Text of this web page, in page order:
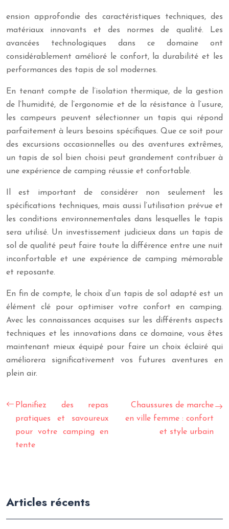
ension approfondie des caractéristiques techniques, des
matériaux innovants et des normes de qualité. Les
avancées technologiques dans ce domaine ont
considérablement amélioré le confort, la durabilité et les
performances des tapis de sol modernes.
En tenant compte de l’isolation thermique, de la gestion
de l’humidité, de l’ergonomie et de la résistance à l’usure,
les campeurs peuvent sélectionner un tapis qui répond
parfaitement à leurs besoins spécifiques. Que ce soit pour
des excursions occasionnelles ou des aventures extrêmes,
un tapis de sol bien choisi peut grandement contribuer à
une expérience de camping réussie et confortable.
Il est important de considérer non seulement les
spécifications techniques, mais aussi l’utilisation prévue et
les conditions environnementales dans lesquelles le tapis
sera utilisé. Un investissement judicieux dans un tapis de
sol de qualité peut faire toute la différence entre une nuit
inconfortable et une expérience de camping mémorable
et reposante.
En fin de compte, le choix d’un tapis de sol adapté est un
élément clé pour optimiser votre confort en camping.
Avec les connaissances acquises sur les différents aspects
techniques et les innovations dans ce domaine, vous êtes
maintenant mieux équipé pour faire un choix éclairé qui
améliorera significativement vos futures aventures en
plein air.
Planifiez des repas
pratiques et savoureux
pour votre camping en
tente
Chaussures de marche
en ville femme : confort
et style urbain
Articles récents